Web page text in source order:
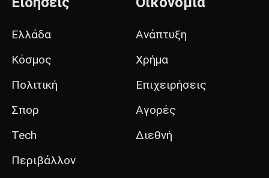
Ελλάδα
Κόσμος
Πολιτική
Σπορ
Tech
Περιβάλλον
Ανάπτυξη
Χρήμα
Επιχειρήσεις
Αγορές
Διεθνή